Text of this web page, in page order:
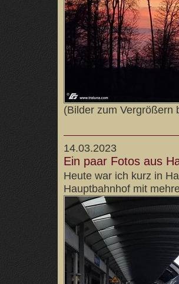
(Bilder zum Vergrößern
14.03.2023
Ein paar Fotos aus
Heute war ich kurz in
Hauptbahnhof mit